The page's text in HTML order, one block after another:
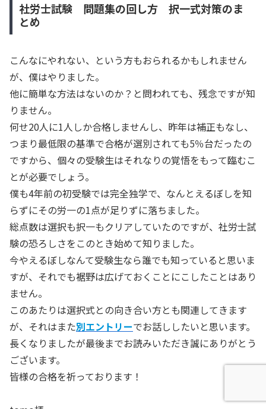
社労士試験 問題集の回し方 択一式対策のま
とめ
こんなにやれない、という方もおられるかもしれません
が、僕はやりました。
他に簡単な方法はないのか？と問われても、残念ですが知
りません。
何せ20人に1人しか合格しませんし、昨年は補正もなし、
つまり最低限の基準で合格が選別されても5％台だったの
ですから、個々の受験生はそれなりの覚悟をもって臨むこ
とが必要でしょう。
僕も4年前の初受験では完全独学で、なんとえるぼしを知
らずにその労一の1点が足りずに落ちました。
総点数は選択も択一もクリアしていたのですが、社労士試
験の恐ろしさをこのとき始めて知りました。
今やえるぼしなんて受験生なら誰でも知っていると思いま
すが、それでも裾野は広げておくことにこしたことはあり
ません。
このあたりは選択式との向き合い方とも関連してきます
が、それはまた別エントリーでお話ししたいと思います。
長くなりましたが最後までお読みいただき誠にありがとう
ございます。
皆様の合格を祈っております！